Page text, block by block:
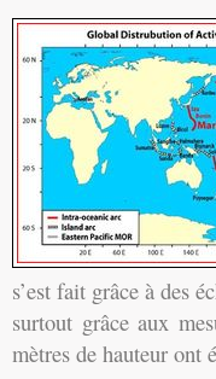
s’est fait grâce à des
surtout grâce aux
mètres de hauteur ont